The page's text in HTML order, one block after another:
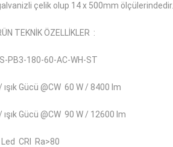
çelik olup 14 x 500mm ölçülerindedir.
TEKNİK ÖZELLİKLER :
PB3-180-60-AC-WH-ST
Gücü @CW 60 W / 8400 lm
Gücü @CW 90 W / 12600 lm
CRI Ra>80